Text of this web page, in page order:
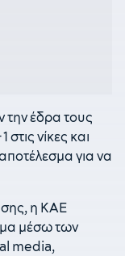
την έδρα τους
νίκες και
για να
η ΚΑΕ
μέσω των
media,